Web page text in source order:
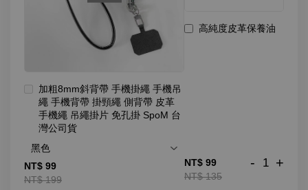
加粗8mm斜背帶 手機掛繩 手機吊
繩 手機背帶 掛頸繩 側背帶 皮革
手機繩 吊繩掛片 免孔掛 SpoM 台
灣公司貨
NT$ 99
NT$ 199
高純度皮革保養油
NT$ 99
NT$ 135
- +